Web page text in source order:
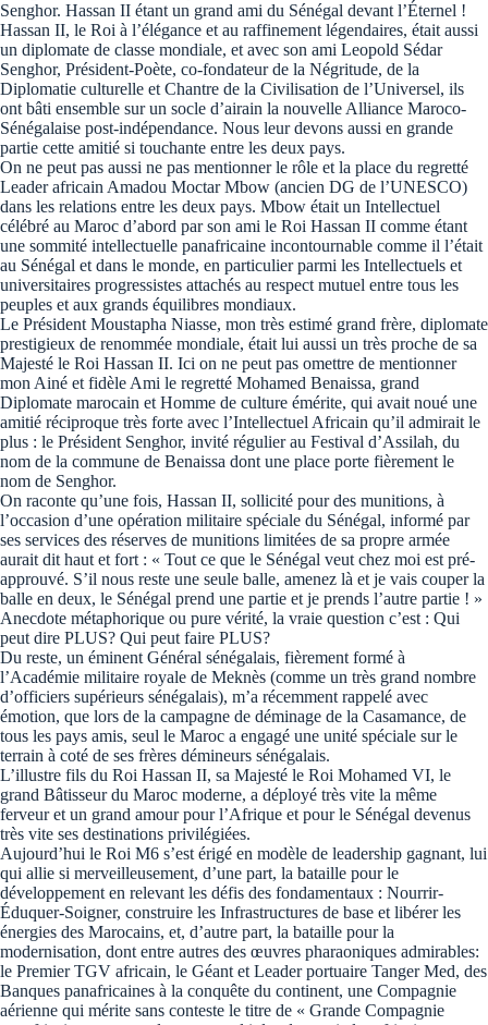
Senghor. Hassan II étant un grand ami du Sénégal devant l’Éternel !
Hassan II, le Roi à l’élégance et au raffinement légendaires, était aussi
un diplomate de classe mondiale, et avec son ami Leopold Sédar
Senghor, Président-Poète, co-fondateur de la Négritude, de la
Diplomatie culturelle et Chantre de la Civilisation de l’Universel, ils
ont bâti ensemble sur un socle d’airain la nouvelle Alliance Maroco-
Sénégalaise post-indépendance. Nous leur devons aussi en grande
partie cette amitié si touchante entre les deux pays.
On ne peut pas aussi ne pas mentionner le rôle et la place du regretté
Leader africain Amadou Moctar Mbow (ancien DG de l’UNESCO)
dans les relations entre les deux pays. Mbow était un Intellectuel
célébré au Maroc d’abord par son ami le Roi Hassan II comme étant
une sommité intellectuelle panafricaine incontournable comme il l’était
au Sénégal et dans le monde, en particulier parmi les Intellectuels et
universitaires progressistes attachés au respect mutuel entre tous les
peuples et aux grands équilibres mondiaux.
Le Président Moustapha Niasse, mon très estimé grand frère, diplomate
prestigieux de renommée mondiale, était lui aussi un très proche de sa
Majesté le Roi Hassan II. Ici on ne peut pas omettre de mentionner
mon Ainé et fidèle Ami le regretté Mohamed Benaissa, grand
Diplomate marocain et Homme de culture émérite, qui avait noué une
amitié réciproque très forte avec l’Intellectuel Africain qu’il admirait le
plus : le Président Senghor, invité régulier au Festival d’Assilah, du
nom de la commune de Benaissa dont une place porte fièrement le
nom de Senghor.
On raconte qu’une fois, Hassan II, sollicité pour des munitions, à
l’occasion d’une opération militaire spéciale du Sénégal, informé par
ses services des réserves de munitions limitées de sa propre armée
aurait dit haut et fort : « Tout ce que le Sénégal veut chez moi est pré-
approuvé. S’il nous reste une seule balle, amenez là et je vais couper la
balle en deux, le Sénégal prend une partie et je prends l’autre partie ! »
Anecdote métaphorique ou pure vérité, la vraie question c’est : Qui
peut dire PLUS? Qui peut faire PLUS?
Du reste, un éminent Général sénégalais, fièrement formé à
l’Académie militaire royale de Meknès (comme un très grand nombre
d’officiers supérieurs sénégalais), m’a récemment rappelé avec
émotion, que lors de la campagne de déminage de la Casamance, de
tous les pays amis, seul le Maroc a engagé une unité spéciale sur le
terrain à coté de ses frères démineurs sénégalais.
L’illustre fils du Roi Hassan II, sa Majesté le Roi Mohamed VI, le
grand Bâtisseur du Maroc moderne, a déployé très vite la même
ferveur et un grand amour pour l’Afrique et pour le Sénégal devenus
très vite ses destinations privilégiées.
Aujourd’hui le Roi M6 s’est érigé en modèle de leadership gagnant, lui
qui allie si merveilleusement, d’une part, la bataille pour le
développement en relevant les défis des fondamentaux : Nourrir-
Éduquer-Soigner, construire les Infrastructures de base et libérer les
énergies des Marocains, et, d’autre part, la bataille pour la
modernisation, dont entre autres des œuvres pharaoniques admirables:
le Premier TGV africain, le Géant et Leader portuaire Tanger Med, des
Banques panafricaines à la conquête du continent, une Compagnie
aérienne qui mérite sans conteste le titre de « Grande Compagnie